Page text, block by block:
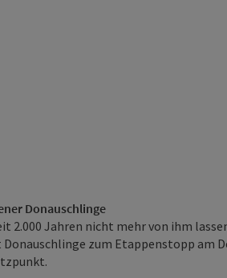
Donauschlinge
2.000 Jahren nicht mehr von ihm
zum Etappenstopp am